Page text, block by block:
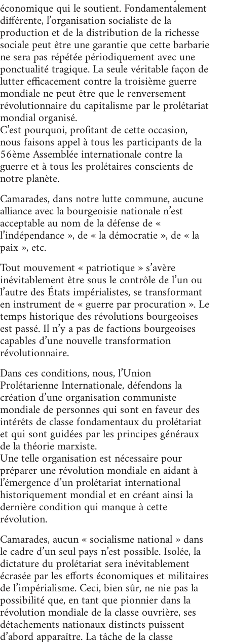
économique qui le soutient. Fondamentalement
différente, l’organisation socialiste de la
production et de la distribution de la richesse
sociale peut être une garantie que cette barbarie
ne sera pas répétée périodiquement avec une
ponctualité tragique. La seule véritable façon de
lutter efficacement contre la troisième guerre
mondiale ne peut être que le renversement
révolutionnaire du capitalisme par le prolétariat
mondial organisé.
C’est pourquoi, profitant de cette occasion,
nous faisons appel à tous les participants de la
56ème Assemblée internationale contre la
guerre et à tous les prolétaires conscients de
notre planète.
Camarades, dans notre lutte commune, aucune
alliance avec la bourgeoisie nationale n’est
acceptable au nom de la défense de «
l’indépendance », de « la démocratie », de « la
paix », etc.
Tout mouvement « patriotique » s’avère
inévitablement être sous le contrôle de l’un ou
l’autre des États impérialistes, se transformant
en instrument de « guerre par procuration ». Le
temps historique des révolutions bourgeoises
est passé. Il n’y a pas de factions bourgeoises
capables d’une nouvelle transformation
révolutionnaire.
Dans ces conditions, nous, l’Union
Prolétarienne Internationale, défendons la
création d’une organisation communiste
mondiale de personnes qui sont en faveur des
intérêts de classe fondamentaux du prolétariat
et qui sont guidées par les principes généraux
de la théorie marxiste.
Une telle organisation est nécessaire pour
préparer une révolution mondiale en aidant à
l’émergence d’un prolétariat international
historiquement mondial et en créant ainsi la
dernière condition qui manque à cette
révolution.
Camarades, aucun « socialisme national » dans
le cadre d’un seul pays n’est possible. Isolée, la
dictature du prolétariat sera inévitablement
écrasée par les efforts économiques et militaires
de l’impérialisme. Ceci, bien sûr, ne nie pas la
possibilité que, en tant que pionnier dans la
révolution mondiale de la classe ouvrière, ses
détachements nationaux distincts puissent
d’abord apparaître. La tâche de la classe